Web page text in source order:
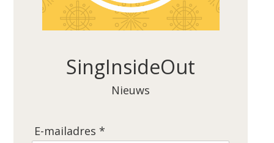
SingInsideOut
Nieuws
E-mailadres *